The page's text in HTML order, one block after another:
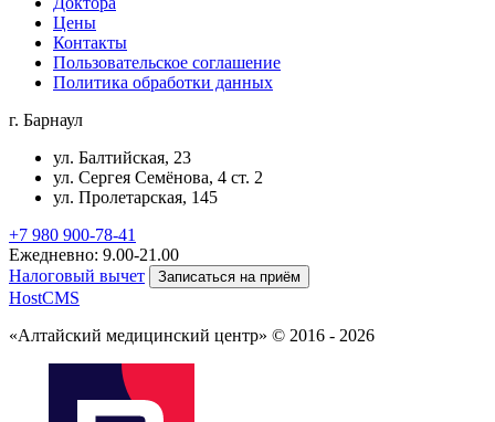
Цены
Контакты
Пользовательское соглашение
Политика обработки данных
г. Барнаул
ул. Балтийская, 23
ул. Сергея Семёнова, 4 ст. 2
ул. Пролетарская, 145
+7 980 900-78-41
Ежедневно: 9.00-21.00
Налоговый вычет
Записаться на приём
HostCMS
«Алтайский медицинский центр» © 2016 - 2026